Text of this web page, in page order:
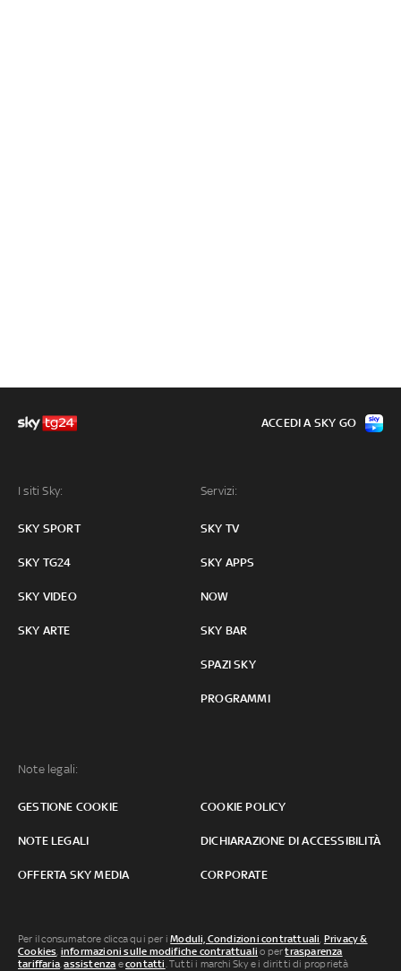
I siti Sky:
SKY SPORT
SKY TG24
SKY VIDEO
SKY ARTE
Servizi:
SKY TV
SKY APPS
NOW
SKY BAR
SPAZI SKY
PROGRAMMI
Note legali:
GESTIONE COOKIE COOKIE POLICY
NOTE LEGALI DICHIARAZIONE DI ACCESSIBILITÀ
OFFERTA SKY MEDIA CORPORATE
ACCEDI A SKY GO
Per il consumatore clicca qui per iModuli, Condizioni contrattuali, Privacy &
Cookies, informazioni sulle modifiche contrattuali o pertrasparenza
tariffaria,assistenza econtatti. Tutti i marchi Sky e i diritti di proprietà